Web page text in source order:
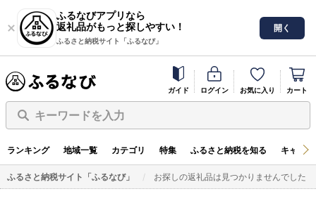
ふるなびアプリなら
返礼品がもっと探しやすい！
ふるさと納税サイト「ふるなび」
開く
ガイド ログイン お気に入り カート
キーワードを入力
ランキング 地域一覧 カテゴリ 特集 ふるさと納税を知る キャン
ふるさと納税サイト「ふるなび」 お探しの返礼品は見つかりませんでした